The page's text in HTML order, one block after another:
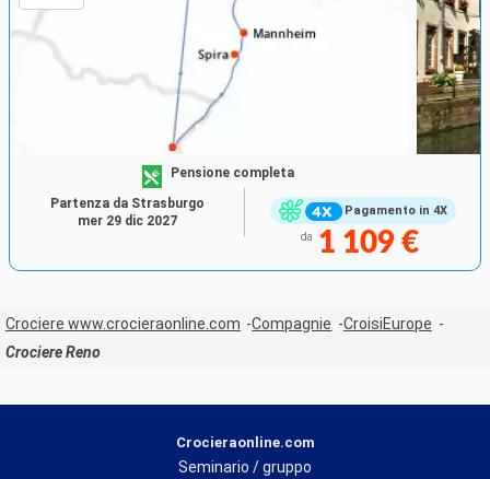
Pagamento in 4X
Pensione completa
da 1 109 €
Partenza da Strasburgo
mer 29 dic 2027
Crociere www.crocieraonline.com Compagnie
CroisiEurope
Crociere Reno
Crocieraonline.com
Seminario / gruppo